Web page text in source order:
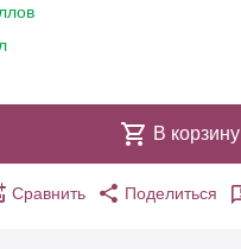
В корзину
Сравнить Поделиться